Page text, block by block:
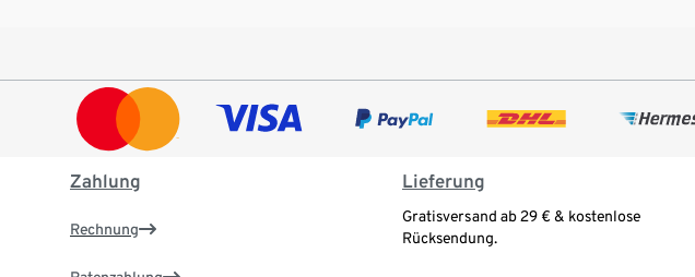
Zahlung
Rechnung
Lieferung
Gratisversand ab 29 € & kostenlose
Rücksendung.